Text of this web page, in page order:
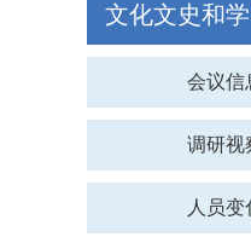
文化文史和
会议信
调研视
人员变